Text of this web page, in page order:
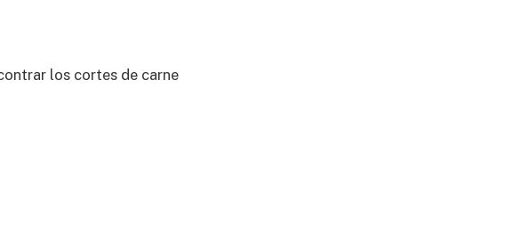
los cortes de carne